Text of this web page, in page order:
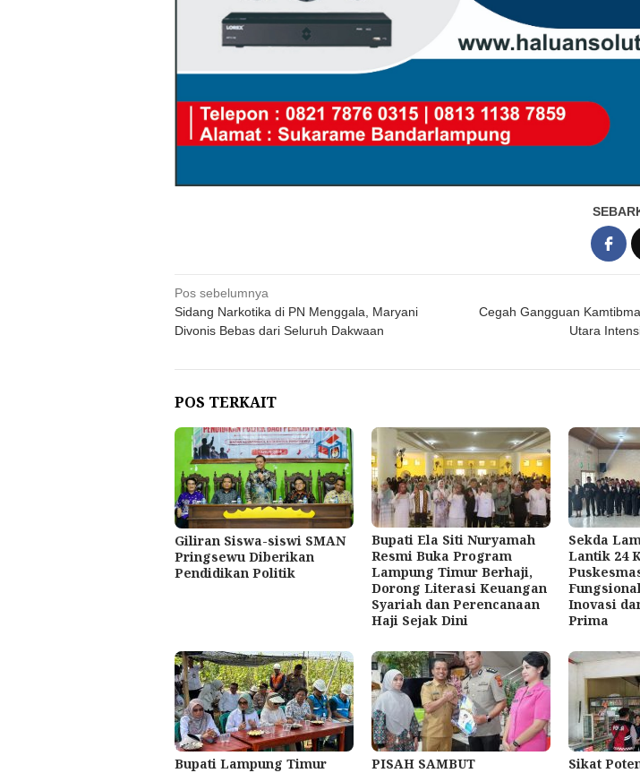
Navigasi
pos
Pos sebelumnya
Sidang Narkotika di PN Menggala, Maryani
Divonis Bebas dari Seluruh Dakwaan
Cegah Gangguan
Utara
POS TERKAIT
Giliran Siswa-siswi SMAN
Pringsewu Diberikan
Pendidikan Politik
Bupati Ela Siti Nuryamah
Resmi Buka Program
Lampung Timur Berhaji,
Dorong Literasi Keuangan
Syariah dan Perencanaan
Haji Sejak Dini
Sekda
Lantik 24
Inovasi
Prima
Bupati Lampung Timur
PISAH SAMBUT
Sikat